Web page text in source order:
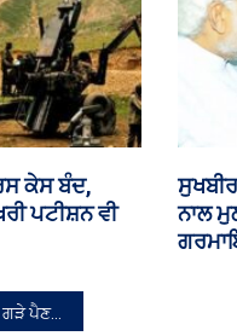
‘ਚ ਯਮਨ ਦੇ 58
ਅਰਬ ‘ਚ 11
ਚਿਤਾਵਨੀ ਜਾਰੀ